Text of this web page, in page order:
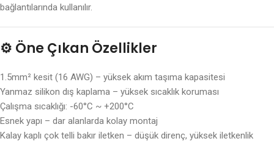
bağlantılarında kullanılır.
⚙️ Öne Çıkan Özellikler
1.5mm² kesit (16 AWG) – yüksek akım taşıma kapasitesi
Yanmaz silikon dış kaplama – yüksek sıcaklık koruması
Çalışma sıcaklığı: -60°C ~ +200°C
Esnek yapı – dar alanlarda kolay montaj
Kalay kaplı çok telli bakır iletken – düşük direnç, yüksek iletkenlik